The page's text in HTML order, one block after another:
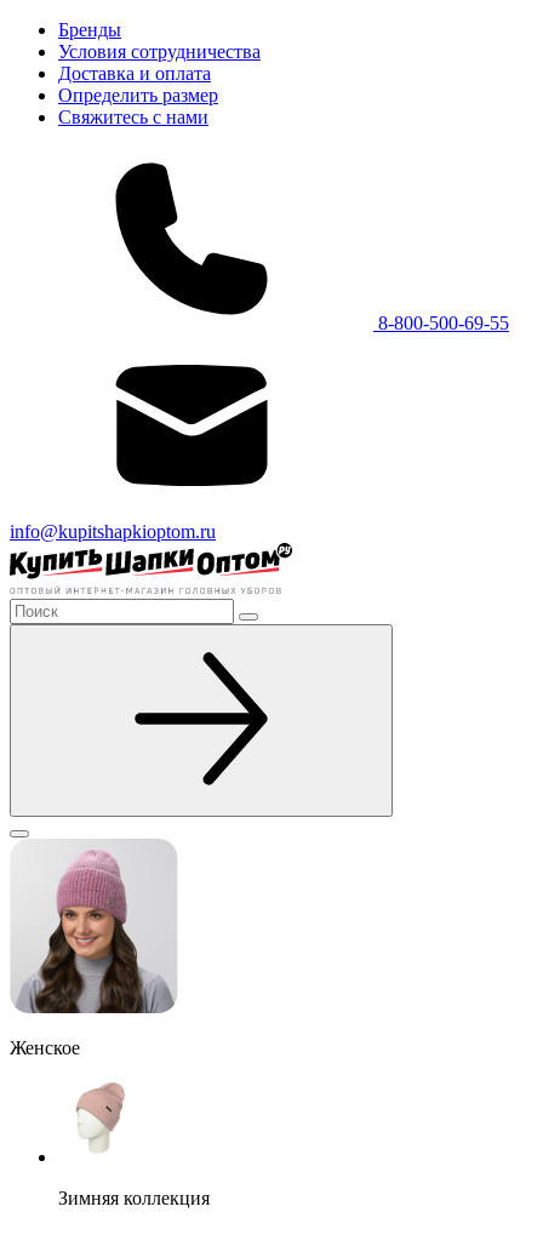
Бренды
Условия сотрудничества
Доставка и оплата
Определить размер
Свяжитесь с нами
8-800-500-69-55
info@kupitshapkioptom.ru
Женское
Зимняя коллекция